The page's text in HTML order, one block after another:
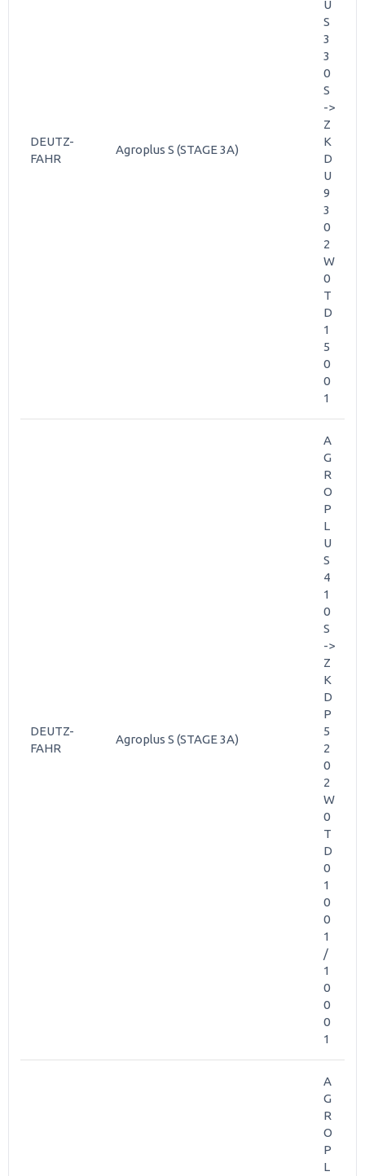
DEUTZ-
FAHR
Agroplus S (STAGE 3A)
U
S
3
3
0
S
->
Z
K
D
U
9
3
0
2
W
0
T
D
1
5
0
0
1
DEUTZ-
FAHR
Agroplus S (STAGE 3A)
A
G
R
O
P
L
U
S
4
1
0
S
->
Z
K
D
P
5
2
0
2
W
0
T
D
0
1
0
0
1
/
1
0
0
0
1
A
G
R
O
P
L